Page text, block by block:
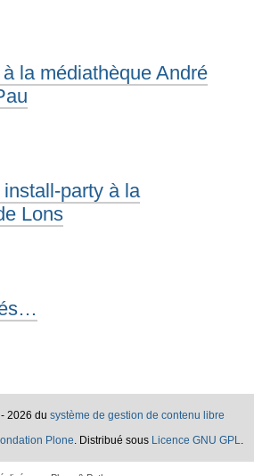
la médiathèque André
party à la
Lons
2026 du système de gestion de contenu libre
Plone. Distribué sous Licence GNU GPL.